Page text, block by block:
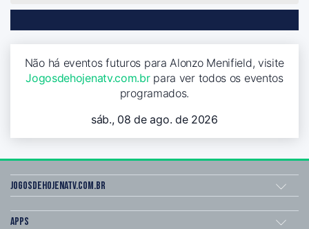
Não há eventos futuros para Alonzo Menifield, visite
Jogosdehojenatv.com.brpara ver todos os eventos
programados.
sáb., 08 de ago. de 2026
Jogosdehojenatv.com.br
Apps